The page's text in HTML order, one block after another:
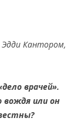
Кантором,
врачей».
вождя или он